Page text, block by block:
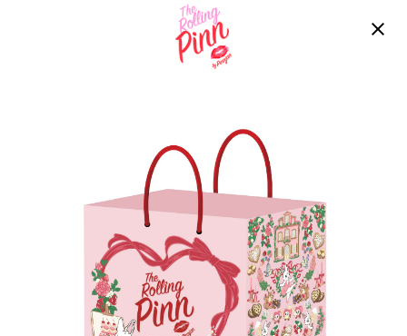
Free delivery over ฿2200!